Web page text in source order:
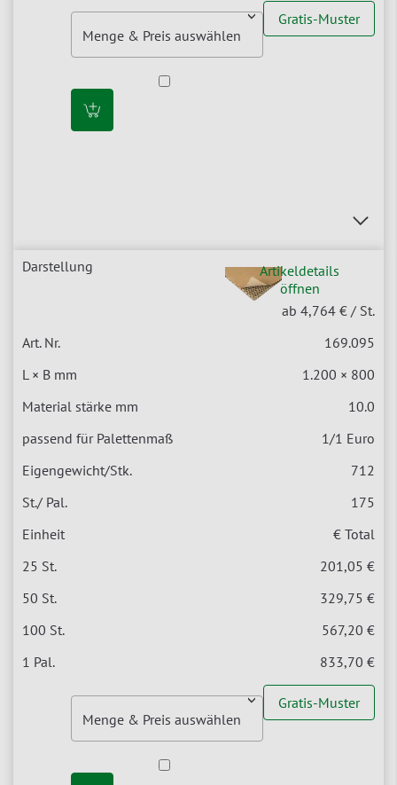
Gratis-Muster
Artikeldetails
öffnen
ab 4,764 € / St.
169.095
1.200 × 800
10.0
1/1 Euro
712
175
€ Total
201,05 €
329,75 €
567,20 €
833,70 €
Gratis-Muster